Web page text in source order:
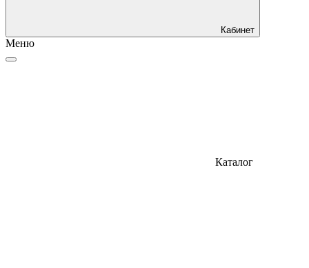
Кабинет
Меню
Каталог